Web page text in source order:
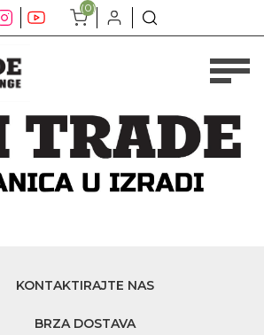
(0)
KONTAKTIRAJTE NAS
BRZA DOSTAVA